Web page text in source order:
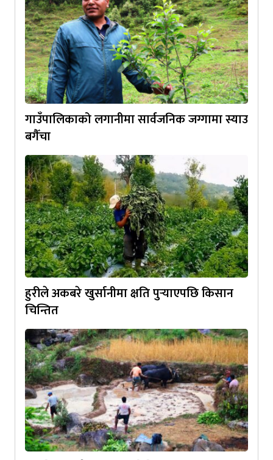
गाउँपालिकाको लगानीमा सार्वजनिक जग्गामा स्याउ
बगैँचा
हुरीले अकबरे खुर्सानीमा क्षति पुर्‍याएपछि किसान
चिन्तित